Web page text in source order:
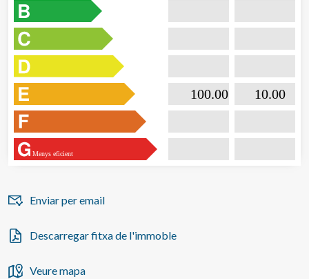
Menys eficient
100.00
Enviar per email
Descarregar fitxa de l'immoble
Veure mapa